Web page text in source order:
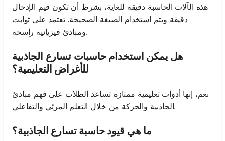
هذه الآلات الحاسبة دقيقة للغاية، بشرط أن تكون قيم الإدخال
دقيقة ويتم استخدام الصيغة الصحيحة. تعتمد على ثوابت
ومبادئ فيزيائية راسخة.
هل يمكن استخدام حاسبات تسارع الجاذبية
للأغراض التعليمية؟
نعم، إنها أدوات تعليمية ممتازة تساعد الطلاب على فهم مبادئ
الجاذبية والحركة من خلال التعلم المرئي والتفاعلي.
ما هي قيود حاسبة تسارع الجاذبية؟